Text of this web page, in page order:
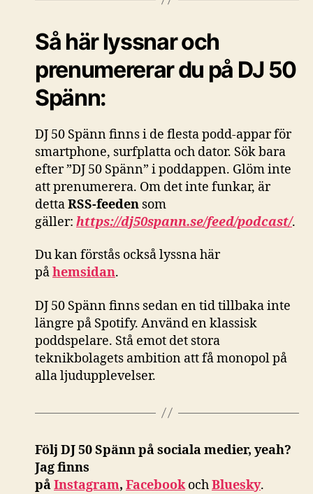
Så här lyssnar och
prenumererar du på DJ 50
Spänn:
DJ 50 Spänn finns i de flesta podd-appar för
smartphone, surfplatta och dator. Sök bara
efter ”DJ 50 Spänn” i poddappen. Glöm inte
att prenumerera. Om det inte funkar, är
dettaRSS-feeden som
gäller: https://dj50spann.se/feed/podcast/.
Du kan förstås ocksålyssna här
påhemsidan.
DJ 50 Spänn finns sedan en tid tillbaka inte
längre på Spotify. Använd en klassisk
poddspelare. Stå emot det stora
teknikbolagets ambition att få monopol på
alla ljudupplevelser.
Följ DJ 50 Spänn på sociala medier, yeah?
Jag finns
påInstagram, FacebookochBluesky.